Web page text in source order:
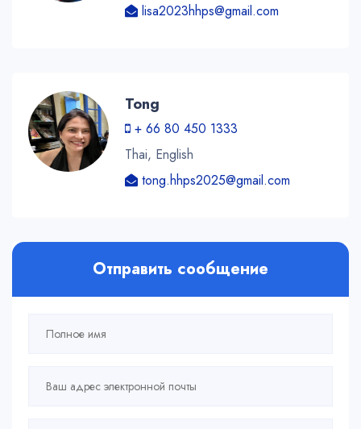
lisa2023hhps@gmail.com
Tong
+ 66 80 450 1333
Thai, English
tong.hhps2025@gmail.com
Отправить сообщение